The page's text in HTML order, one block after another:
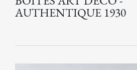
AUTHENTIQUE 1930